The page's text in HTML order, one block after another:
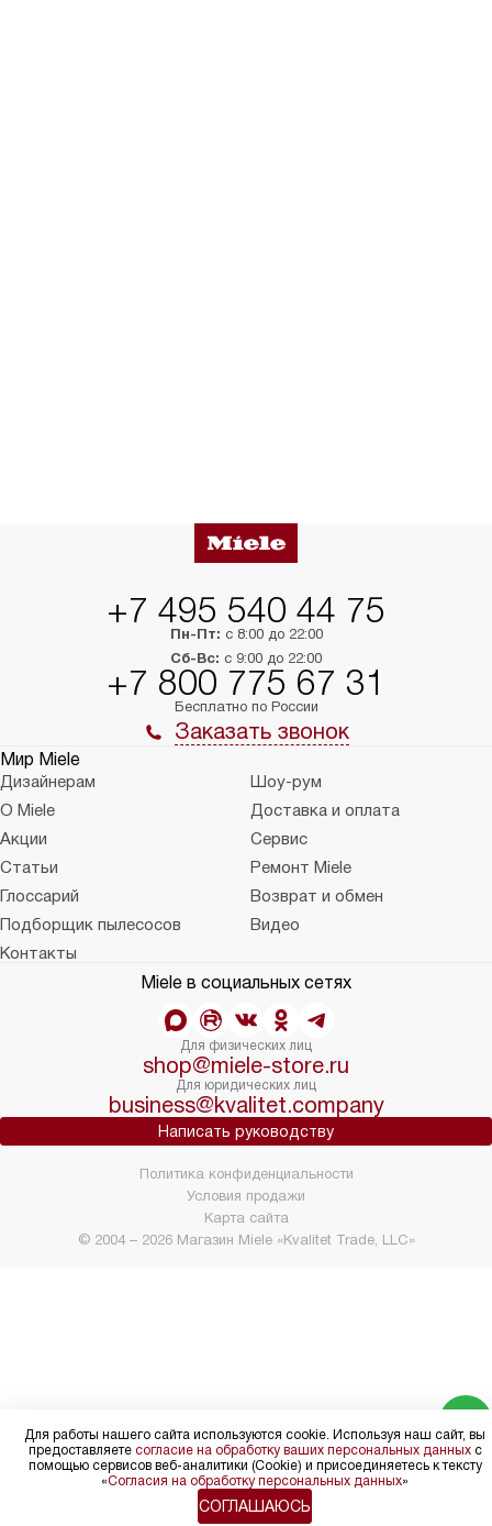
+7 495 540 44 75
Пн-Пт: с 8:00 до 22:00
Сб-Вс: с 9:00 до 22:00
+7 800 775 67 31
Бесплатно по России
Заказать звонок
Мир Miele
Дизайнерам
Шоу-рум
О Miele
Доставка и оплата
Акции
Сервис
Статьи
Ремонт Miele
Глоссарий
Возврат и обмен
Подборщик пылесосов
Видео
Контакты
Miele в социальных сетях
Для физических лиц
shop@miele-store.ru
Для юридических лиц
business@kvalitet.company
Написать руководству
© 2004 – 2026 Магазин Miele «Kvalitet Trade, LLC»
Политика конфиденциальности
Условия продажи
Карта сайта
Для работы нашего сайта используются cookie. Используя наш сайт, вы
предоставляете согласие на обработку ваших персональных данныхс
помощью сервисов веб-аналитики (Cookie) и присоединяетесь к тексту
«Согласия на обработку персональных данных»
СОГЛАШАЮСЬ